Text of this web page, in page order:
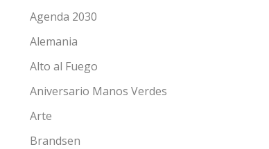
Agenda 2030
Alemania
Alto al Fuego
Aniversario Manos Verdes
Arte
Brandsen